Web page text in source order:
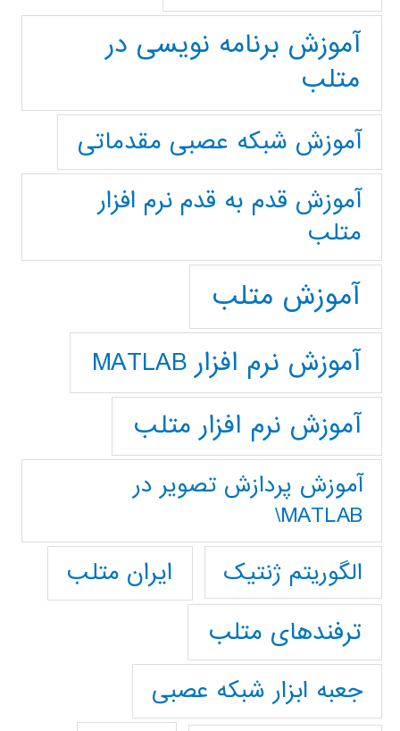
آموزش برنامه نویسی در
متلب
آموزش شبکه عصبی مقدماتی
آموزش قدم به قدم نرم افزار
متلب
آموزش متلب
آموزش نرم افزار MATLAB
آموزش نرم افزار متلب
آموزش پردازش تصوير در
MATLAB\
الگوریتم ژنتیک
ایران متلب
ترفندهای متلب
جعبه ابزار شبکه عصبی